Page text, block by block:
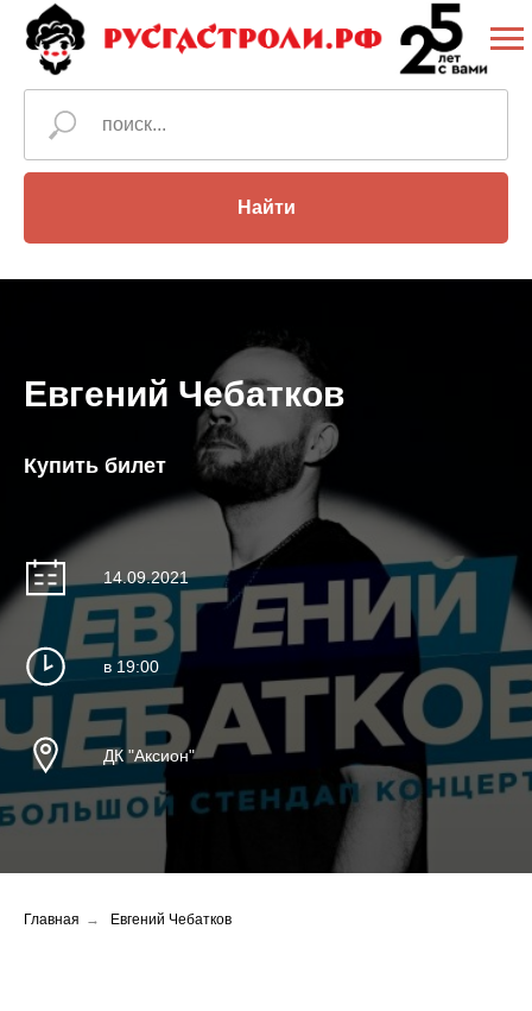
Найти
Евгений Чебатков
Купить билет
14.09.2021
в 19:00
ДК "Аксион"
Главная → Евгений Чебатков